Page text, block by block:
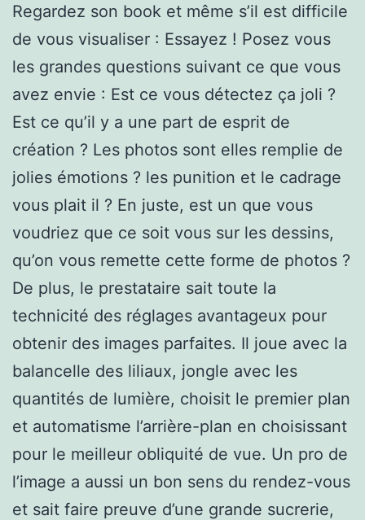
Regardez son book et même s’il est difficile
de vous visualiser : Essayez ! Posez vous
les grandes questions suivant ce que vous
avez envie : Est ce vous détectez ça joli ?
Est ce qu’il y a une part de esprit de
création ? Les photos sont elles remplie de
jolies émotions ? les punition et le cadrage
vous plait il ? En juste, est un que vous
voudriez que ce soit vous sur les dessins,
qu’on vous remette cette forme de photos ?
De plus, le prestataire sait toute la
technicité des réglages avantageux pour
obtenir des images parfaites. Il joue avec la
balancelle des liliaux, jongle avec les
quantités de lumière, choisit le premier plan
et automatisme l’arrière-plan en choisissant
pour le meilleur obliquité de vue. Un pro de
l’image a aussi un bon sens du rendez-vous
et sait faire preuve d’une grande sucrerie,